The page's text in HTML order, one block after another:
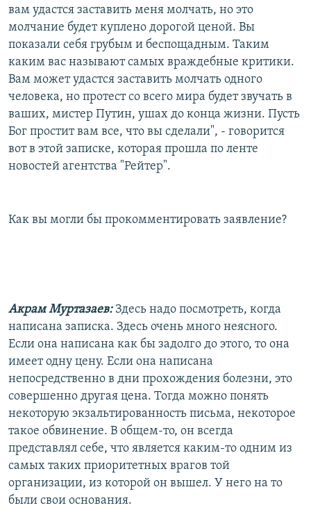
вам удастся заставить меня молчать, но это
молчание будет куплено дорогой ценой. Вы
показали себя грубым и беспощадным. Таким
каким вас называют самых враждебные критики.
Вам может удастся заставить молчать одного
человека, но протест со всего мира будет звучать в
ваших, мистер Путин, ушах до конца жизни. Пусть
Бог простит вам все, что вы сделали", - говорится
вот в этой записке, которая прошла по ленте
новостей агентства "Рейтер".
Как вы могли бы прокомментировать заявление?
Акрам Муртазаев: Здесь надо посмотреть, когда
написана записка. Здесь очень много неясного.
Если она написана как бы задолго до этого, то она
имеет одну цену. Если она написана
непосредственно в дни прохождения болезни, это
совершенно другая цена. Тогда можно понять
некоторую экзальтированность письма, некоторое
такое обвинение. В общем-то, он всегда
представлял себе, что является каким-то одним из
самых таких приоритетных врагов той
организации, из которой он вышел. У него на то
были свои основания.